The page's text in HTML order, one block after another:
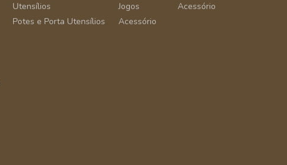
Utensílios
Potes e Porta Utensílios
Jogos
Acessório
Acessório